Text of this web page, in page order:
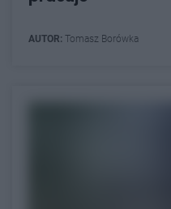
AUTOR: Tomasz Borówka